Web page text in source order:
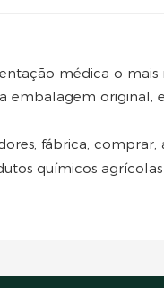
médica o mais
embalagem
fábrica,
químicos